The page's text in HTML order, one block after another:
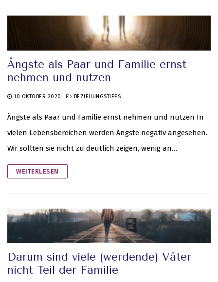
Ängste als Paar und Familie ernst
nehmen und nutzen
10 OKTOBER 2020 BEZIEHUNGSTIPPS
Ängste als Paar und Familie ernst nehmen und nutzen In
vielen Lebensbereichen werden Ängste negativ angesehen.
Wir sollten sie nicht zu deutlich zeigen, wenig an…
WEITERLESEN
Darum sind viele (werdende) Väter
nicht Teil der Familie